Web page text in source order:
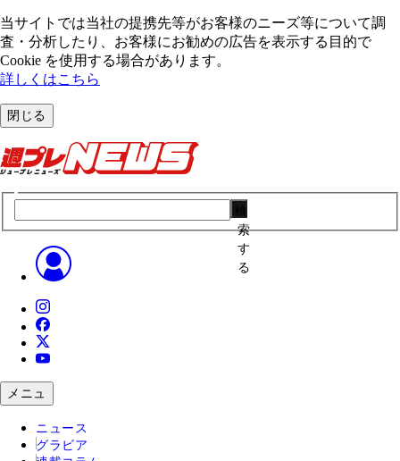
当サイトでは当社の提携先等がお客様のニーズ等について調
査・分析したり、お客様にお勧めの広告を表⽰する⽬的で
Cookie を使⽤する場合があります。
詳しくはこちら
閉じる
索
す
る
メニュ
ニュース
グラビア